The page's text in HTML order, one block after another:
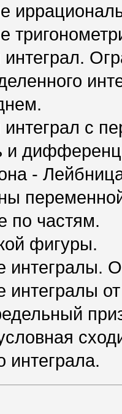
с
и
-
по частям.
фигуры.
интегралы.
интегралы
интеграла.